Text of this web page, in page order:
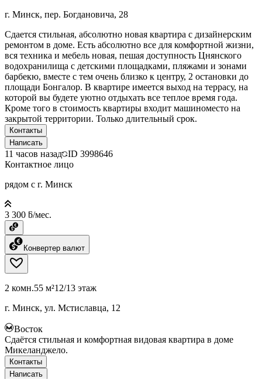
г. Минск, пер. Богдановича, 28
Сдается стильная, абсолютно новая квартира с дизайнерским
ремонтом в доме. Есть абсолютно все для комфортной жизни,
вся техника и мебель новая, пешая доступность Цнянского
водохранилища с детскими площадками, пляжами и зонами
барбекю, вместе с тем очень близко к центру, 2 остановки до
площади Бонгалор. В квартире имеется выход на террасу, на
которой вы будете уютно отдыхать все теплое время года.
Кроме того в стоимость квартиры входит машиноместо на
закрытой территории. Только длительный срок.
Контакты
Написать
11 часов назад ID 3998646
Контактное лицо
рядом с г. Минск
3 300 ƃ/мес.
Конвертер валют
2 комн.55 м²12/13 этаж
г. Минск, ул. Мстиславца, 12
Восток
Сдаётся стильная и комфортная видовая квартира в доме
Микеланджело.
Контакты
Написать